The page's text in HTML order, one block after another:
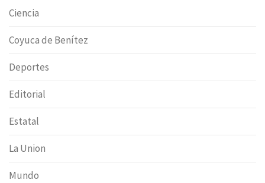
Ciencia
Coyuca de Benítez
Deportes
Editorial
Estatal
La Union
Mundo